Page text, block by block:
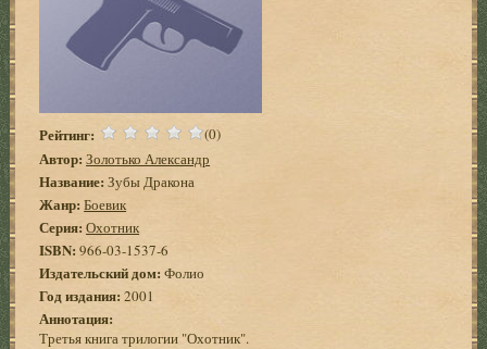
Рейтинг: (0)
Автор: Золотько Александр
Название: Зубы Дракона
Жанр: Боевик
Серия: Охотник
ISBN: 966-03-1537-6
Издательский дом: Фолио
Год издания: 2001
Аннотация:
Третья книга трилогии "Охотник".